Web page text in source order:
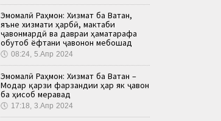
Эмомалӣ Раҳмон: Хизмат ба Ватан,
яъне хизмати ҳарбӣ, мактаби
ҷавонмардӣ ва давраи ҳаматарафа
обутоб ёфтани ҷавонон мебошад
🕔 08:24, 5.Апр 2024
Эмомалӣ Раҳмон: Хизмат ба Ватан –
Модар қарзи фарзандии ҳар як ҷавон
ба ҳисоб меравад
🕔 17:18, 3.Апр 2024